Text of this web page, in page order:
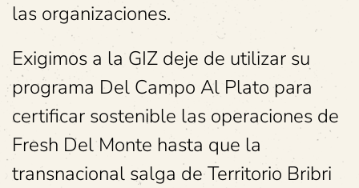
las organizaciones.
Exigimos a la GIZ deje de utilizar su
programa Del Campo Al Plato para
certificar sostenible las operaciones de
Fresh Del Monte hasta que la
transnacional salga de Territorio Bribri